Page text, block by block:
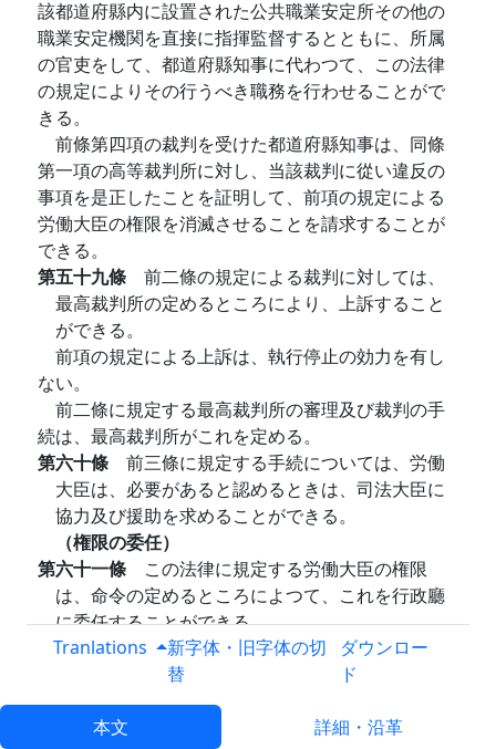
該都道府縣内に設置された公共職業安定所その他の
職業安定機関を直接に指揮監督するとともに、所属
の官吏をして、都道府縣知事に代わつて、この法律
の規定によりその行うべき職務を行わせることがで
きる。
前條第四項の裁判を受けた都道府縣知事は、同條
第一項の高等裁判所に対し、当該裁判に從い違反の
事項を是正したことを証明して、前項の規定による
労働大臣の権限を消滅させることを請求することが
できる。
第五十九條 前二條の規定による裁判に対しては、
最高裁判所の定めるところにより、上訴すること
ができる。
前項の規定による上訴は、執行停止の効力を有し
ない。
前二條に規定する最高裁判所の審理及び裁判の手
続は、最高裁判所がこれを定める。
第六十條 前三條に規定する手続については、労働
大臣は、必要があると認めるときは、司法大臣に
協力及び援助を求めることができる。
（権限の委任）
第六十一條 この法律に規定する労働大臣の権限
は、命令の定めるところによつて、これを行政廳
に委任することができる。
（船員に対する適用除外）
この法律は、船員法第一條に規定する
船員については、これを適用しない。
第五章 罰則
Tranlations
新字体・旧字体の切
替
ダウンロー
ド
本文 詳細・沿革